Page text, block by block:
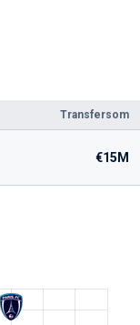
Transfersom
€15M